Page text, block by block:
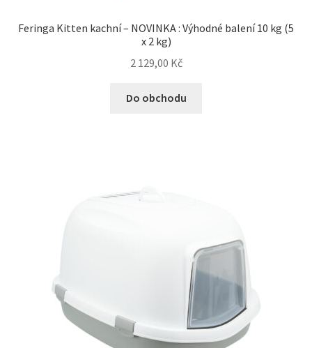
Feringa Kitten kachní – NOVINKA : Výhodné balení 10 kg (5
x 2 kg)
2 129,00 Kč
Do obchodu